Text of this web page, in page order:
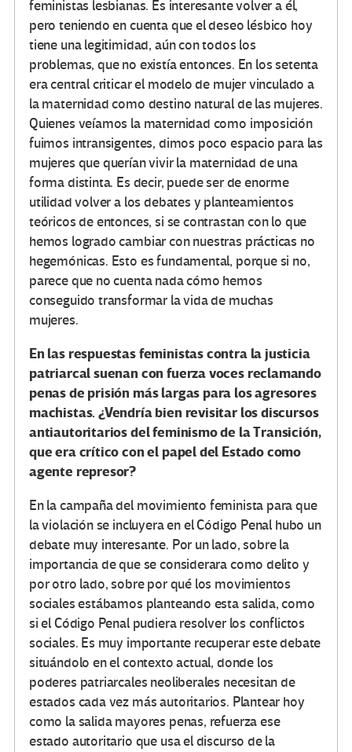
feministas lesbianas. Es interesante volver a él,
pero teniendo en cuenta que el deseo lésbico hoy
tiene una legitimidad, aún con todos los
problemas, que no existía entonces. En los setenta
era central criticar el modelo de mujer vinculado a
la maternidad como destino natural de las mujeres.
Quienes veíamos la maternidad como imposición
fuimos intransigentes, dimos poco espacio para las
mujeres que querían vivir la maternidad de una
forma distinta. Es decir, puede ser de enorme
utilidad volver a los debates y planteamientos
teóricos de entonces, si se contrastan con lo que
hemos logrado cambiar con nuestras prácticas no
hegemónicas. Esto es fundamental, porque si no,
parece que no cuenta nada cómo hemos
conseguido transformar la vida de muchas
mujeres.
En las respuestas feministas contra la justicia
patriarcal suenan con fuerza voces reclamando
penas de prisión más largas para los agresores
machistas. ¿Vendría bien revisitar los discursos
antiautoritarios del feminismo de la Transición,
que era crítico con el papel del Estado como
agente represor?
En la campaña del movimiento feminista para que
la violación se incluyera en el Código Penal hubo un
debate muy interesante. Por un lado, sobre la
importancia de que se considerara como delito y
por otro lado, sobre por qué los movimientos
sociales estábamos planteando esta salida, como
si el Código Penal pudiera resolver los conflictos
sociales. Es muy importante recuperar este debate
situándolo en el contexto actual, donde los
poderes patriarcales neoliberales necesitan de
estados cada vez más autoritarios. Plantear hoy
como la salida mayores penas, refuerza ese
estado autoritario que usa el discurso de la